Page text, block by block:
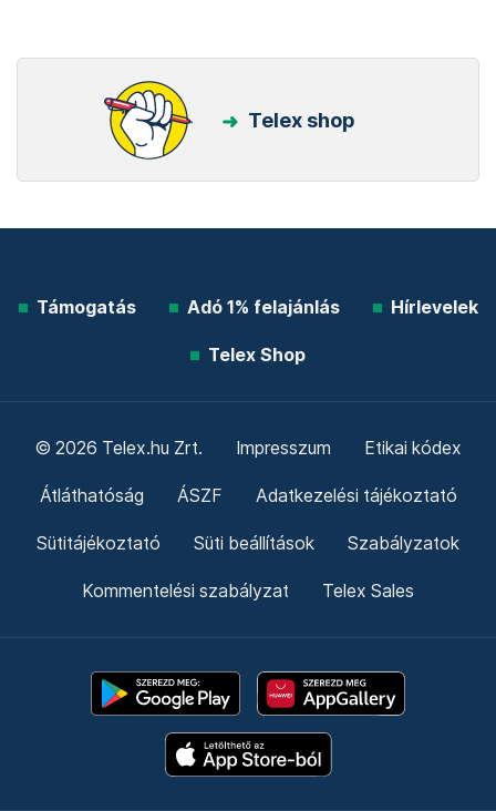
Telex shop
Támogatás Adó 1% felajánlás Hírlevelek
Telex Shop
© 2026 Telex.hu Zrt. Impresszum Etikai kódex
Átláthatóság ÁSZF Adatkezelési tájékoztató
Sütitájékoztató Süti beállítások Szabályzatok
Kommentelési szabályzat Telex Sales